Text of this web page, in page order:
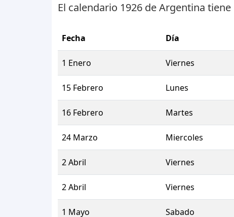
El calendario 1926 de Argentina tiene
Fecha Día
1 Enero Viernes
15 Febrero Lunes
16 Febrero Martes
24 Marzo Miercoles
2 Abril Viernes
2 Abril Viernes
1 Mayo Sabado